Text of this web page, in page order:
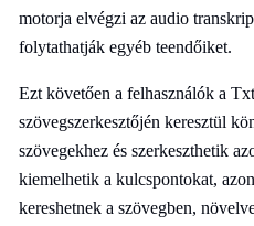
motorja elvégzi az audio
folytathatják egyéb teendőiket.
Ezt követően a felhasználók a
szövegszerkesztőjén keresztül
szövegekhez és szerkeszthetik
kiemelhetik a kulcspontokat,
kereshetnek a szövegben,